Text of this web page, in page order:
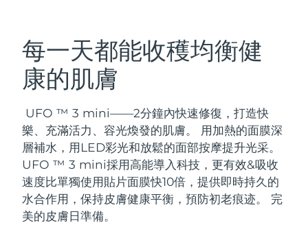
每一天都能收穫均衡健
康的肌膚
UFO ™ 3 mini——2分鐘內快速修復，打造快
樂、充滿活力、容光煥發的肌膚。 用加熱的面膜深
層補水，用LED彩光和放鬆的面部按摩提升光采。
UFO ™ 3 mini採用高能導入科技，更有效&吸收
速度比單獨使用貼片面膜快10倍，提供即時持久的
水合作用，保持皮膚健康平衡，預防初老痕迹。 完
美的皮膚日準備。
LUNA™ 4 套裝
Anti-aging massage
LUNA™ 4 Plus
Massage, LED heating
BEAR™ 2 套裝
Microcurrent toning
BEAR™ 2 go
Microcurrent toning on-the-go
補水保濕
UFO™ 3 套裝
口腔護理
issa™ 4
FAQ™ 抗老護理
奧地利 預計送達日期8/11/26
巴林
比利時 預計送達日期 8/11/26
百慕達 預計送達日期8/17/26
波士尼亞與赫塞哥維納 預計送達日期8/14/26
汶萊 預計送達日期8/16/26